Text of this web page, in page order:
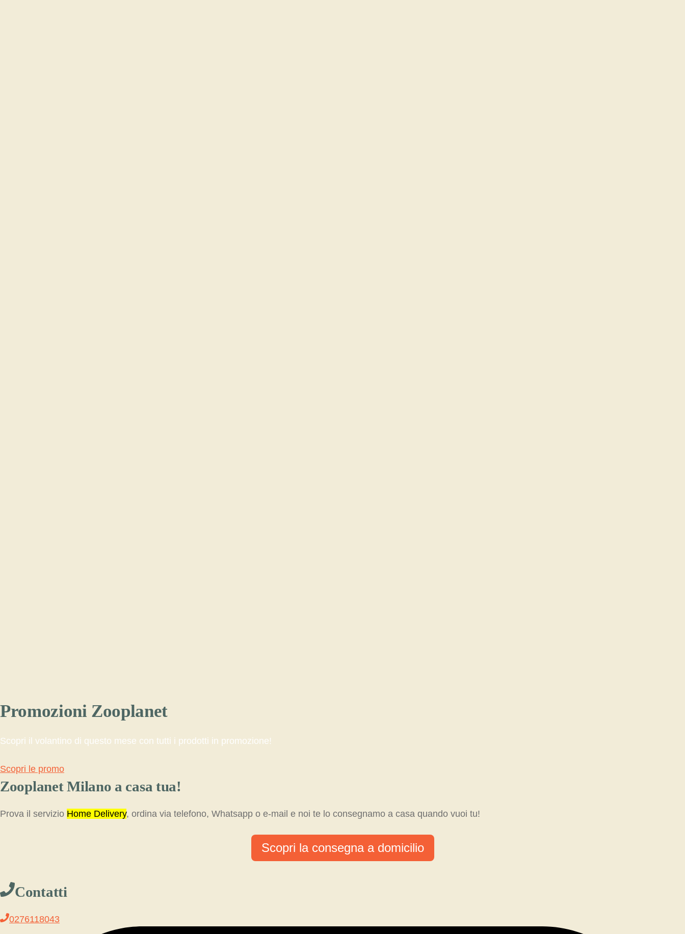
Promozioni Zooplanet
Scopri il volantino di questo mese con tutti i prodotti in promozione!
Scopri le promo
Zooplanet Milano a casa tua!
Prova il servizio Home Delivery, ordina via telefono, Whatsapp o e-mail e noi te lo consegnamo a casa quando vuoi tu!
Scopri la consegna a domicilio
Contatti
0276118043